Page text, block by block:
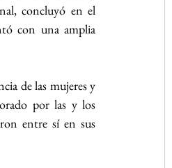
concluyó en el
con una amplia
de las mujeres y
por las y los
entre sí en sus